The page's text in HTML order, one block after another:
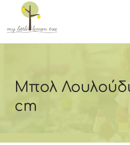
Μετάβαση
περιεχόμενο
Μπολ
cm